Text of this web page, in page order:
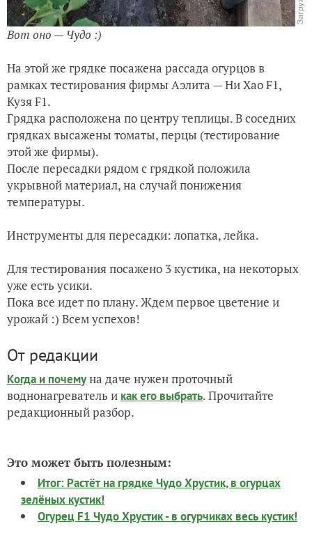
Вот оно — Чудо :)
На этой же грядке посажена рассада огурцов в
рамках тестирования фирмы Аэлита — Ни ХаоF1,
КузяF1.
Грядка расположена по центру теплицы. В соседних
грядках высажены томаты, перцы (тестирование
этой же фирмы).
После пересадки рядом с грядкой положила
укрывной материал, на случай понижения
температуры.
Инструменты для пересадки: лопатка, лейка.
Для тестирования посажено 3 кустика, на некоторых
уже есть усики.
Пока все идет по плану. Ждем первое цветение и
урожай :) Всем успехов!
От редакции
Когда и почемуна даче нужен проточный
воднонагреватель и как его выбрать. Прочитайте
редакционный разбор.
Это может быть полезным:
Итог: Растёт на грядке Чудо Хрустик, в огурцах
зелёных кустик!
Огурец F1 Чудо Хрустик - в огурчиках весь кустик!